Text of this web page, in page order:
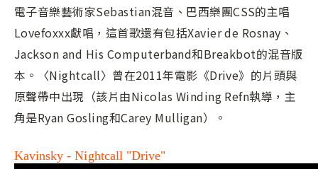
電子音樂藝術家Sebastian混音、巴西樂團CSS的主唱
Lovefoxxx獻唱，這首歌還有包括Xavier de Rosnay、
Jackson and His Computerband和Breakbot的混音版
本。〈Nightcall〉曾在2011年電影《Drive》的片頭與
原聲帶中出現（該片由Nicolas Winding Refn執導，主
角是Ryan Gosling和Carey Mulligan）。
Kavinsky - Nightcall "Drive"